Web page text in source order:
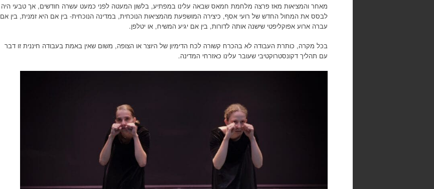
מאחר והמציאות מאז פרצה מלחמת חמאס שבאה עלינו במפתיע, בלשון המעטה לפני כמעט עשרה חודשים, אך טבעי היה
לבסס את המחול החדש של רועי אסף, כיצירה המושפעת מהמציאות הנוכחית, במדינה הנוכחית- בין אם היא זמנית, בין אם
עברה ארוע אפוקליפטי שישנה אותה לדורות, בין אם יגיע המשיח, או יטלפן.
בכל מקרה, כותרת העבודה לא בהכרח קשורה לכח הדימיון של היוצר או הצופה, משום שאין באמת בעבודה חיננית זו דבר
עם תהליך דקונסטרוקטיבי שעובר עלינו כאזרחי המדינה.